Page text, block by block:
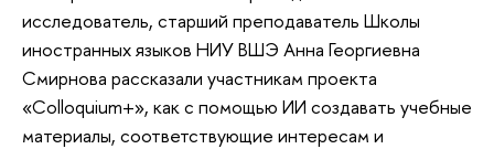
исследователь, старший преподаватель Школы
иностранных языков НИУ ВШЭ Анна Георгиевна
Смирнова рассказали участникам проекта
«Colloquium+», как с помощью ИИ создавать учебные
материалы, соответствующие интересам и